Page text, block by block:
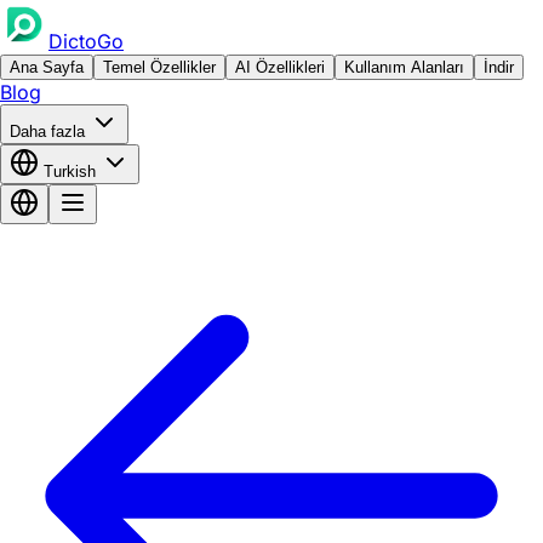
DictoGo
Ana Sayfa Temel Özellikler AI Özellikleri Kullanım Alanları İndir
Blog
Daha fazla
Turkish